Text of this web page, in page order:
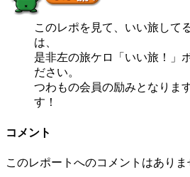
このレポを見て、いい旅して
は、
是非左の旅ケロ「いい旅！」
ださい。
つわもの会員の励みとなりま
す！
コメント
このレポートへのコメントはありま